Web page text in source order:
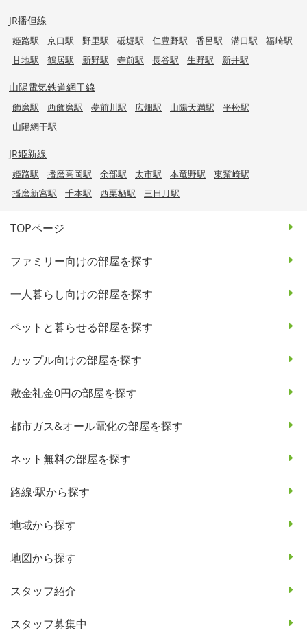
JR播但線
姫路駅 京口駅 野里駅 砥堀駅 仁豊野駅 香呂駅 溝口駅
福崎駅
甘地駅
鶴居駅 新野駅 寺前駅 長谷駅 生野駅 新井駅
山陽電気鉄道網干線
飾磨駅 西飾磨駅 夢前川駅 広畑駅 山陽天満駅
平松駅
山陽網干駅
JR姫新線
姫路駅 播磨高岡駅 余部駅 太市駅 本竜野駅
東觜崎駅
播磨新宮駅
千本駅 西栗栖駅 三日月駅
TOPページ
ファミリー向けの部屋を探す
一人暮らし向けの部屋を探す
ペットと暮らせる部屋を探す
カップル向けの部屋を探す
敷金礼金0円の部屋を探す
都市ガス&オール電化の部屋を探す
ネット無料の部屋を探す
路線·駅から探す
地域から探す
地図から探す
スタッフ紹介
スタッフ募集中